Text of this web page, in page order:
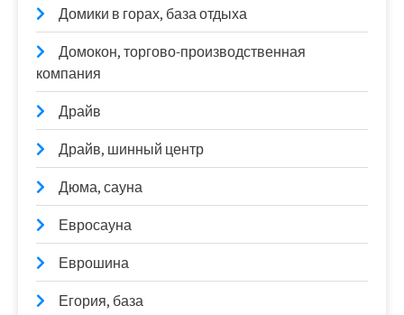
Домики в горах, база отдыха
Домокон, торгово-производственная
компания
Драйв
Драйв, шинный центр
Дюма, сауна
Евросауна
Еврошина
Егория, база